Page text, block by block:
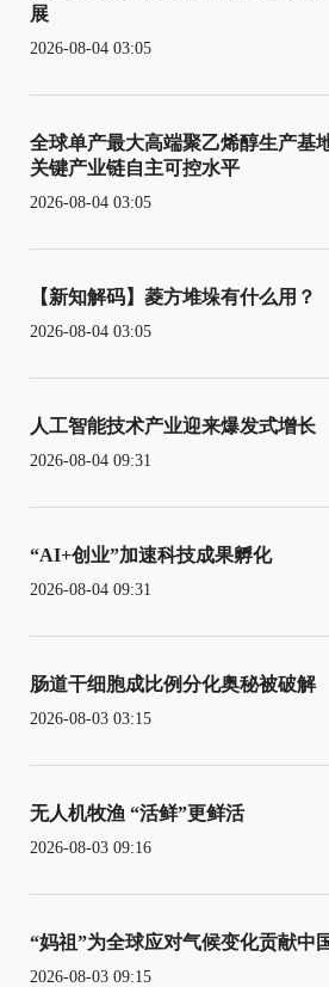
展
2026-08-04 03:05
全球单产最大高端聚乙烯醇生产基
关键产业链自主可控水平
2026-08-04 03:05
【新知解码】菱方堆垛有什么用？
2026-08-04 03:05
人工智能技术产业迎来爆发式增长
2026-08-04 09:31
“AI+创业”加速科技成果孵化
2026-08-04 09:31
肠道干细胞成比例分化奥秘被破解
2026-08-03 03:15
无人机牧渔 “活鲜”更鲜活
2026-08-03 09:16
“妈祖”为全球应对气候变化贡献中
2026-08-03 09:15